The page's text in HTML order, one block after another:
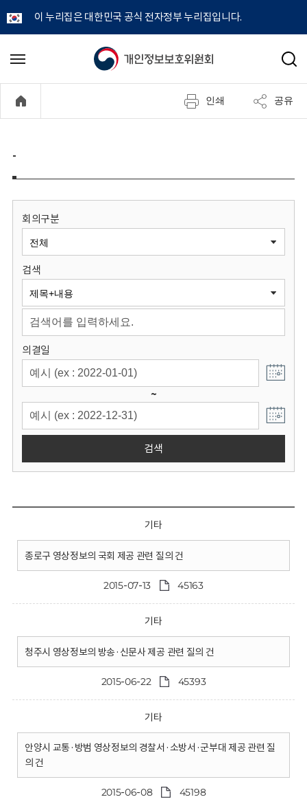
이 누리집은 대한민국 공식 전자정부 누리집입니다.
개
정
보
원
회
메
기
검
인쇄 공유
-
회의구분
검색
의결일
~
검색
기타
종로구 영상정보의 국회 제공 관련 질의 건
2015-07-13 45163
기타
청주시 영상정보의 방송·신문사 제공 관련 질의 건
2015-06-22 45393
기타
안양시 교통·방범 영상정보의 경찰서·소방서·군부대 제공 관련 질
의 건
2015-06-08 45198